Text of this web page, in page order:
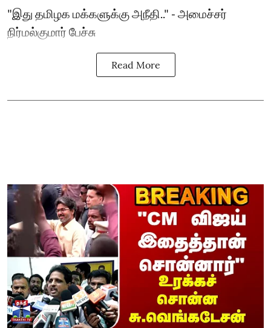
"இது தமிழக மக்களுக்கு அநீதி.." - அமைச்சர்
நிர்மல்குமார் பேச்சு
Read More